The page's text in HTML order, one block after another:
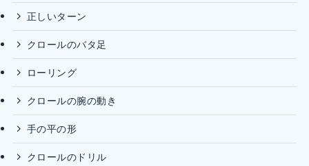
正しいターン
クロールのバタ足
ローリング
クロールの腕の動き
手の平の形
クロールのドリル